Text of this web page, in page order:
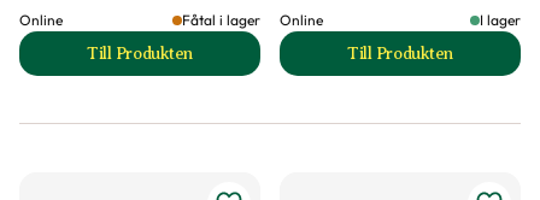
Online
Fåtal i lager
Till Produkten
till Fiberduk för pallkrage produktsida
Online
I lager
Till Produkten
till Koppartejp